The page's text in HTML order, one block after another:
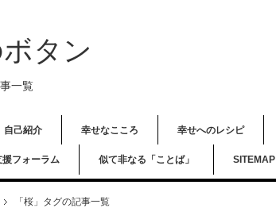
タン
一覧
自己紹介 幸せなこころ 幸せへのレシピ
フォーラム 似て非なる「ことば」 SITEMAP
「桜」タグの記事一覧